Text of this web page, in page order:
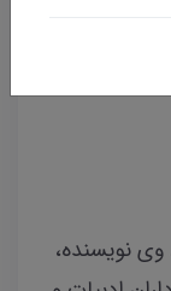
است. وی نویسنده،